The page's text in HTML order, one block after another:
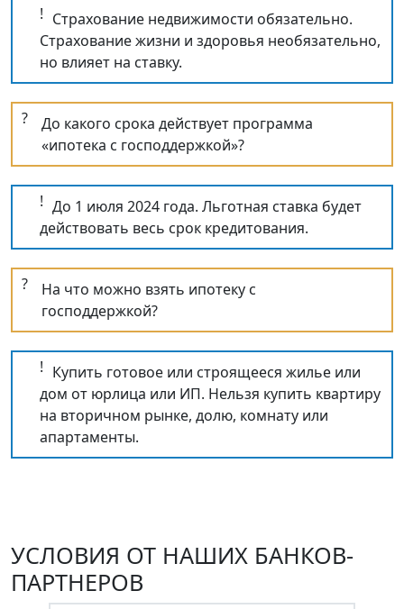
! Страхование недвижимости обязательно.
Страхование жизни и здоровья необязательно,
но влияет на ставку.
?
До какого срока действует программа
«ипотека с господдержкой»?
! До 1 июля 2024 года. Льготная ставка будет
действовать весь срок кредитования.
?
На что можно взять ипотеку с
господдержкой?
! Купить готовое или строящееся жилье или
дом от юрлица или ИП. Нельзя купить квартиру
на вторичном рынке, долю, комнату или
апартаменты.
УСЛОВИЯ ОТ НАШИХ БАНКОВ-
ПАРТНЕРОВ